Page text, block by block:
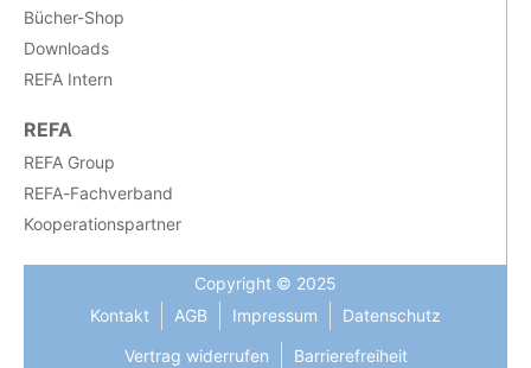
Bücher-Shop
Downloads
REFA Intern
REFA
REFA Group
REFA-Fachverband
Kooperationspartner
Copyright © 2025
Kontakt
AGB Impressum
Datenschutz
Vertrag widerrufen
Barrierefreiheit